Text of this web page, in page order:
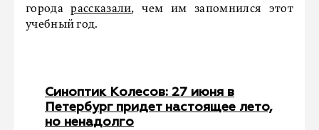
городарассказали, чем им запомнился этот
учебный год.
Синоптик Колесов: 27 июня в
Петербург придет настоящее лето,
но ненадолго